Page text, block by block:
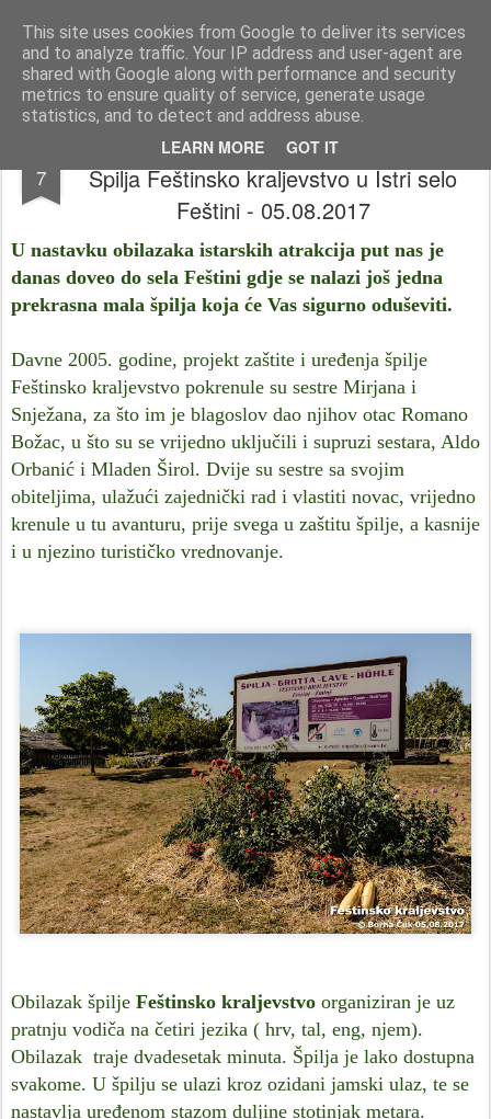
This site uses cookies from Google to deliver its services
and to analyze traffic. Your IP address and user-agent are
shared with Google along with performance and security
metrics to ensure quality of service, generate usage
statistics, and to detect and address abuse.
LEARN MORE GOT IT
Istra photo blog POISTRI.EU © Putopisi | reportaže Istra i Kvarner
Pages
7
Putopisi po Istri (Istarske atrakcije) @
Špilja Feštinsko kraljevstvo u Istri selo
Feštini - 05.08.2017
U nastavku obilazaka istarskih atrakcija put nas je
danas doveo do sela Feštini gdje se nalazi još jedna
prekrasna mala špilja koja će Vas sigurno oduševiti.
Davne 2005. godine, projekt zaštite i uređenja špilje
Feštinsko kraljevstvo pokrenule su sestre Mirjana i
Snježana, za što im je blagoslov dao njihov otac Romano
Božac, u što su se vrijedno uključili i supruzi sestara, Aldo
Orbanić i Mladen Širol. Dvije su sestre sa svojim
obiteljima, ulažući zajednički rad i vlastiti novac, vrijedno
krenule u tu avanturu, prije svega u zaštitu špilje, a kasnije
i u njezino turističko vrednovanje.
Obilazak špilje Feštinsko kraljevstvo organiziran je uz
pratnju vodiča na četiri jezika ( hrv, tal, eng, njem).
Obilazak traje dvadesetak minuta. Špilja je lako dostupna
svakome. U špilju se ulazi kroz ozidani jamski ulaz, te se
nastavlja uređenom stazom duljine stotinjak metara.